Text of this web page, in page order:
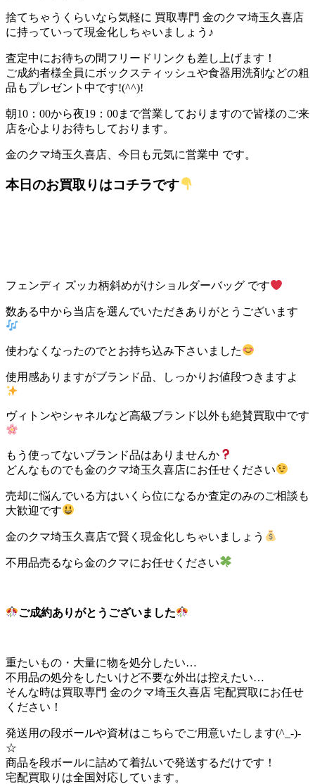
捨てちゃうくらいなら気軽に 買取専門 金のクマ埼玉久喜店
に持っていって現金化しちゃいましょう♪
査定中にお待ちの間フリードリンクも差し上げます！
ご成約者様全員にボックスティッシュや食器用洗剤などの粗
品もプレゼント中です!(^^)!
朝10：00から夜19：00まで営業しておりますので皆様のご来
店を心よりお待ちしております。
金のクマ埼玉久喜店、今日も元気に営業中 です。
本日のお買取りはコチラです
フェンディ ズッカ柄斜めがけショルダーバッグ です
数ある中から当店を選んでいただきありがとうございます
使わなくなったのでとお持ち込み下さいました
使用感ありますがブランド品、しっかりお値段つきますよ
ヴィトンやシャネルなど高級ブランド以外も絶賛買取中です
もう使ってないブランド品はありませんか
どんなものでも金のクマ埼玉久喜店にお任せください
売却に悩んでいる方はいくら位になるか査定のみのご相談も
大歓迎です
金のクマ埼玉久喜店で賢く現金化しちゃいましょう
不用品売るなら金のクマにお任せください
ご成約ありがとうございました
重たいもの・大量に物を処分したい…
不用品の処分をしたいけど不要な外出は控えたい…
そんな時は買取専門 金のクマ埼玉久喜店 宅配買取にお任せ
ください！
発送用の段ボールや資材はこちらでご用意いたします(^_-)-
☆
商品を段ボールに詰めて着払いで発送するだけです！
宅配買取りは全国対応しています。